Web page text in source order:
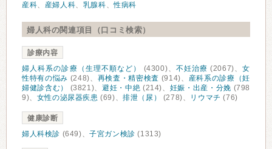
産科、 産婦人科、 乳腺科、性病科
婦人科の関連項目（口コミ検索）
診療内容
婦人科系の診療（生理不順など）
(4300)、 不妊治療 (2067)、女
性特有の悩み (248)、 再検査・精密検査 (914)、
産科系の診療（妊
婦健診含む）
(3821)、 避妊・中絶 (214)、 妊娠・出産・分娩 (798
9)、 女性の泌尿器疾患 (69)、排泄（尿） (278)、 リウマチ (76)
健康診断
婦人科検診 (649)、子宮ガン検診 (1313)